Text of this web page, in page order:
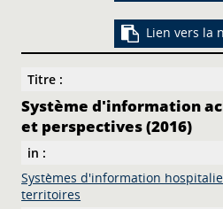
Lien vers la
Titre :
Système d'information
et perspectives (2016)
in :
Systèmes d'information
territoires